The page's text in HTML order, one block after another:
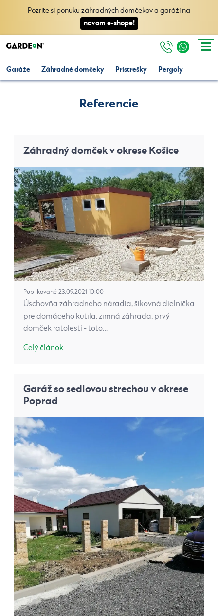
Pozrite si ponuku záhradných domčekov a garáží na
novom e-shope!
Garáže Záhradné domčeky Prístrešky Pergoly
Referencie
Záhradný domček v okrese Košice
Publikované 23.09.2021 10:00
Úschovňa záhradného náradia, šikovná dielnička
pre domáceho kutila, zimná záhrada, prvý
domček ratolestí - toto…
Celý článok
Garáž so sedlovou strechou v okrese
Poprad